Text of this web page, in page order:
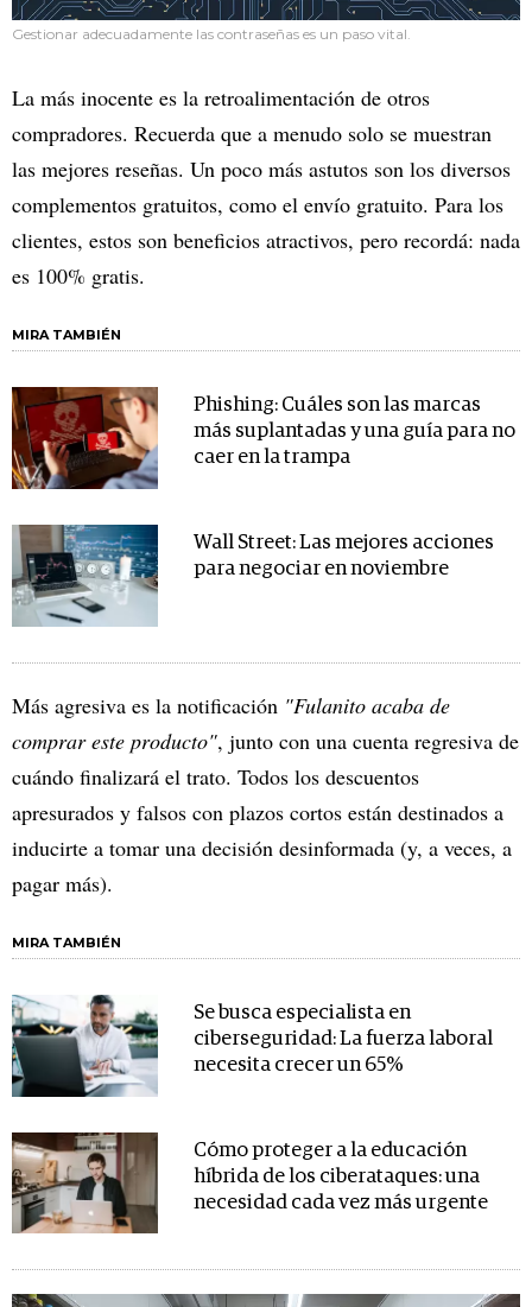
Gestionar adecuadamente las contraseñas es un paso vital.
La más inocente es la retroalimentación de otros
compradores. Recuerda que a menudo solo se muestran
las mejores reseñas. Un poco más astutos son los diversos
complementos gratuitos, como el envío gratuito. Para los
clientes, estos son beneficios atractivos, pero recordá: nada
es 100% gratis.
MIRA TAMBIÉN
Phishing: Cuáles son las marcas
más suplantadas y una guía para no
caer en la trampa
Wall Street: Las mejores acciones
para negociar en noviembre
Más agresiva es la notificación "Fulanito acaba de
comprar este producto", junto con una cuenta regresiva de
cuándo finalizará el trato. Todos los descuentos
apresurados y falsos con plazos cortos están destinados a
inducirte a tomar una decisión desinformada (y, a veces, a
pagar más).
MIRA TAMBIÉN
Se busca especialista en
ciberseguridad: La fuerza laboral
necesita crecer un 65%
Cómo proteger a la educación
híbrida de los ciberataques: una
necesidad cada vez más urgente